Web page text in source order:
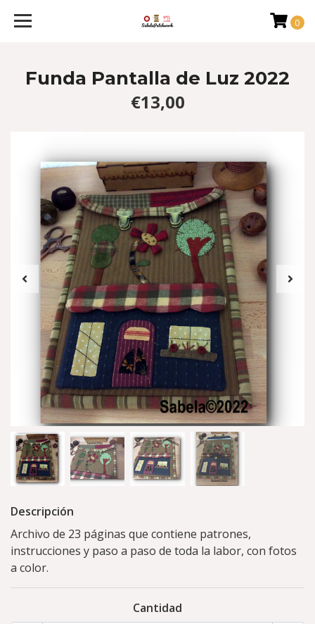
0
Funda Pantalla de Luz 2022
€13,00
Descripción
Archivo de 23 páginas que contiene patrones,
instrucciones y paso a paso de toda la labor, con fotos
a color.
Cantidad